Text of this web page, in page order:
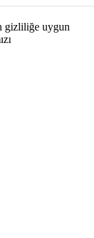
gizliliğe uygun